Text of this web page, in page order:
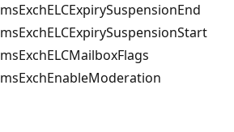
msExchELCExpirySuspensionEnd
msExchELCExpirySuspensionStart
msExchELCMailboxFlags
msExchEnableModeration